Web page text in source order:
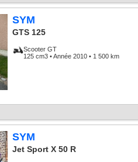
SYM
GTS 125
Scooter GT
125 cm3 • Année 2010 • 1 500 km
SYM
Jet Sport X 50 R